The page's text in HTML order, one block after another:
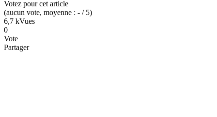
Votez pour cet article
(aucun vote, moyenne : - / 5)
6,7 kVues
0
Vote
Partager